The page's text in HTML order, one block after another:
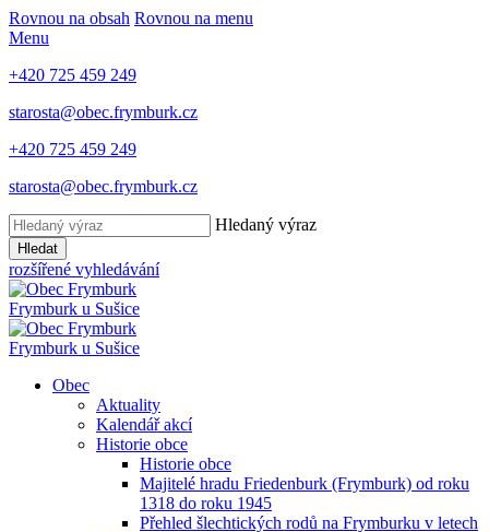
Rovnou na obsah Rovnou na menu
Menu
+420 725 459 249
starosta@obec.frymburk.cz
+420 725 459 249
starosta@obec.frymburk.cz
Hledaný výraz
Hledat
rozšířené vyhledávání
Frymburk u Sušice
Frymburk u Sušice
Obec
Aktuality
Kalendář akcí
Historie obce
Historie obce
Majitelé hradu Friedenburk (Frymburk) od roku
1318 do roku 1945
Přehled šlechtických rodů na Frymburku v letech